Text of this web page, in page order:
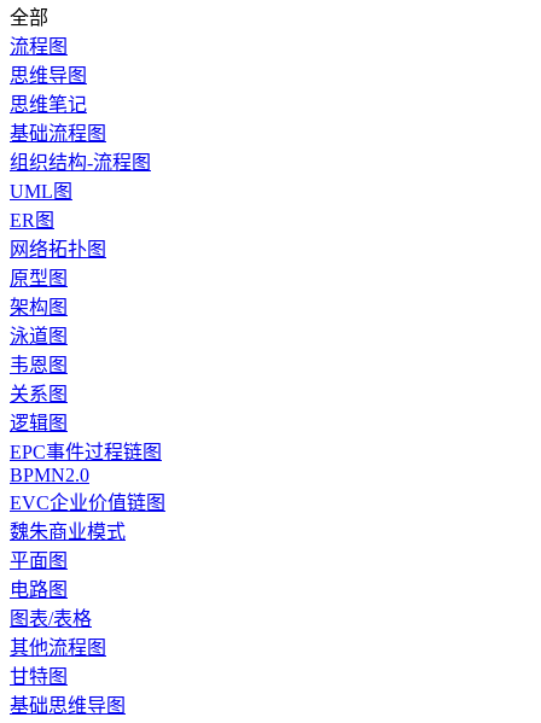
全部
流程图
思维导图
思维笔记
基础流程图
组织结构-流程图
UML图
ER图
网络拓扑图
原型图
架构图
泳道图
韦恩图
关系图
逻辑图
EPC事件过程链图
BPMN2.0
EVC企业价值链图
魏朱商业模式
平面图
电路图
图表/表格
其他流程图
甘特图
基础思维导图